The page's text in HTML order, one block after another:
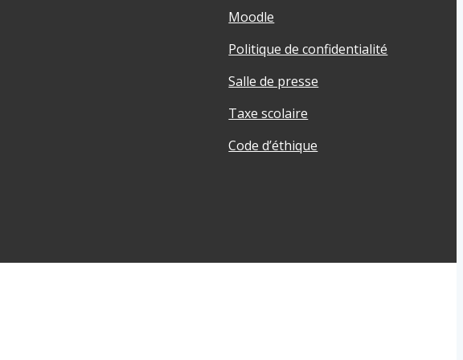
Moodle
Politique de confidentialité
Salle de presse
Taxe scolaire
Code d’éthique